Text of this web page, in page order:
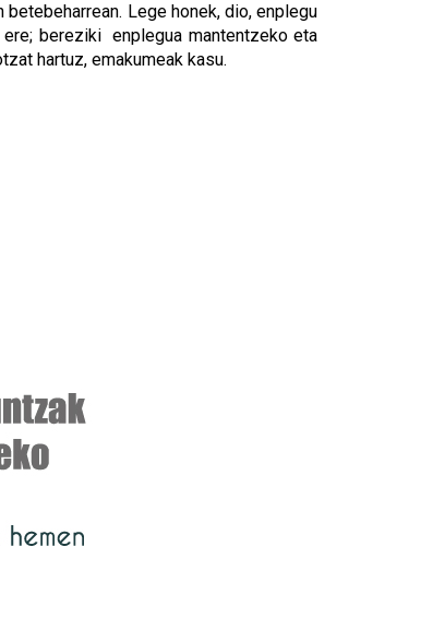
Lege honek, dio, enplegu
bereziki enplegua mantentzeko eta
hartuz, emakumeak kasu.